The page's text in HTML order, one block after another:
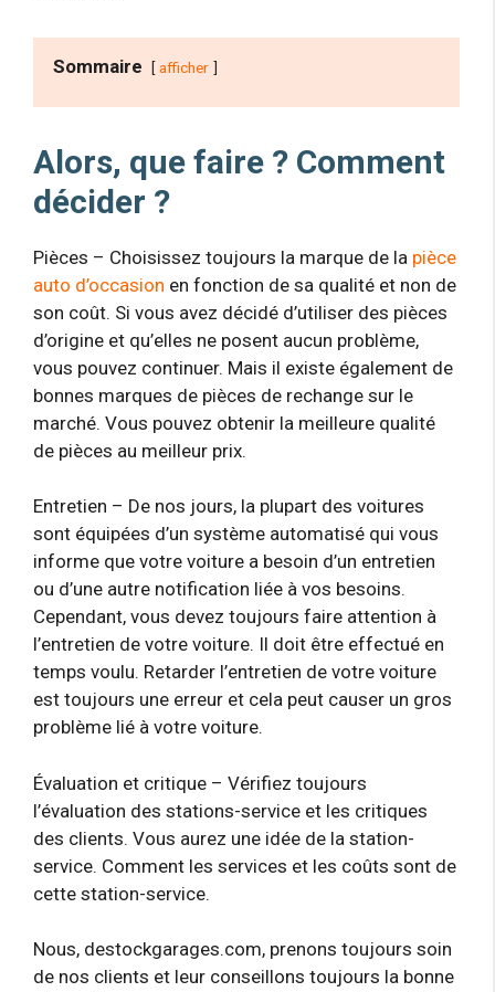
Sommaire afficher
Alors, que faire ? Comment
décider ?
Pièces – Choisissez toujours la marque de la pièce
auto d’occasion en fonction de sa qualité et non de
son coût. Si vous avez décidé d’utiliser des pièces
d’origine et qu’elles ne posent aucun problème,
vous pouvez continuer. Mais il existe également de
bonnes marques de pièces de rechange sur le
marché. Vous pouvez obtenir la meilleure qualité
de pièces au meilleur prix.
Entretien – De nos jours, la plupart des voitures
sont équipées d’un système automatisé qui vous
informe que votre voiture a besoin d’un entretien
ou d’une autre notification liée à vos besoins.
Cependant, vous devez toujours faire attention à
l’entretien de votre voiture. Il doit être effectué en
temps voulu. Retarder l’entretien de votre voiture
est toujours une erreur et cela peut causer un gros
problème lié à votre voiture.
Évaluation et critique – Vérifiez toujours
l’évaluation des stations-service et les critiques
des clients. Vous aurez une idée de la station-
service. Comment les services et les coûts sont de
cette station-service.
Nous, destockgarages.com, prenons toujours soin
de nos clients et leur conseillons toujours la bonne